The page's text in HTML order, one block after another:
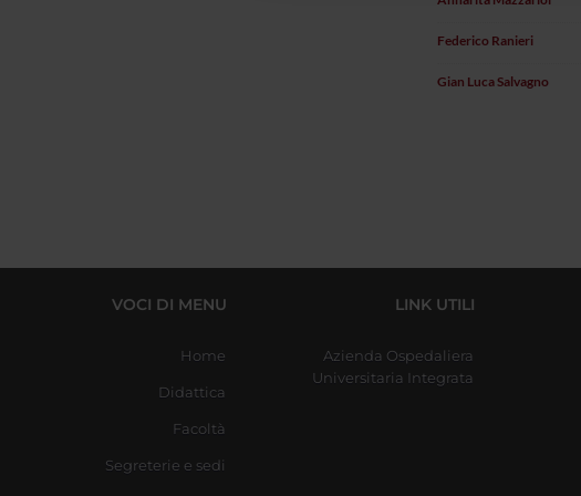
Federico Ranieri
Gian Luca Salvagno
VOCI DI MENU
Home
Didattica
Facoltà
Segreterie e sedi
LINK UTILI
Azienda Ospedaliera
Universitaria Integrata